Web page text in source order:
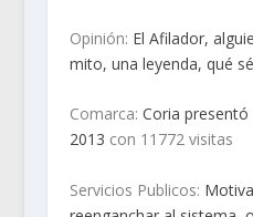
Opinión: El Afilador,
mito, una leyenda, qué
Comarca: Coria presentó
2013 con 11772 visitas
Servicios Publicos: